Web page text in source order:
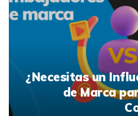
¿Necesitas un
de Marca